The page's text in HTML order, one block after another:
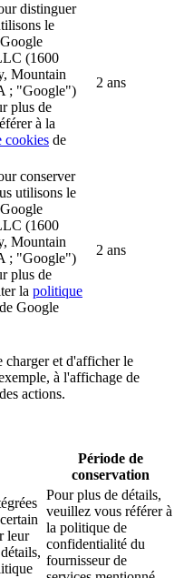
distinguer
le
(1600
Mountain
; "Google")
plus de
à la
cookies de
2 ans
conserver
utilisons le
(1600
Mountain
; "Google")
plus de
la politique
de Google
2 ans
charger et d'afficher le
à l'affichage de
actions.
Période de
conservation
leur
Pour plus de détails,
veuillez vous référer à
la politique de
confidentialité du
fournisseur de